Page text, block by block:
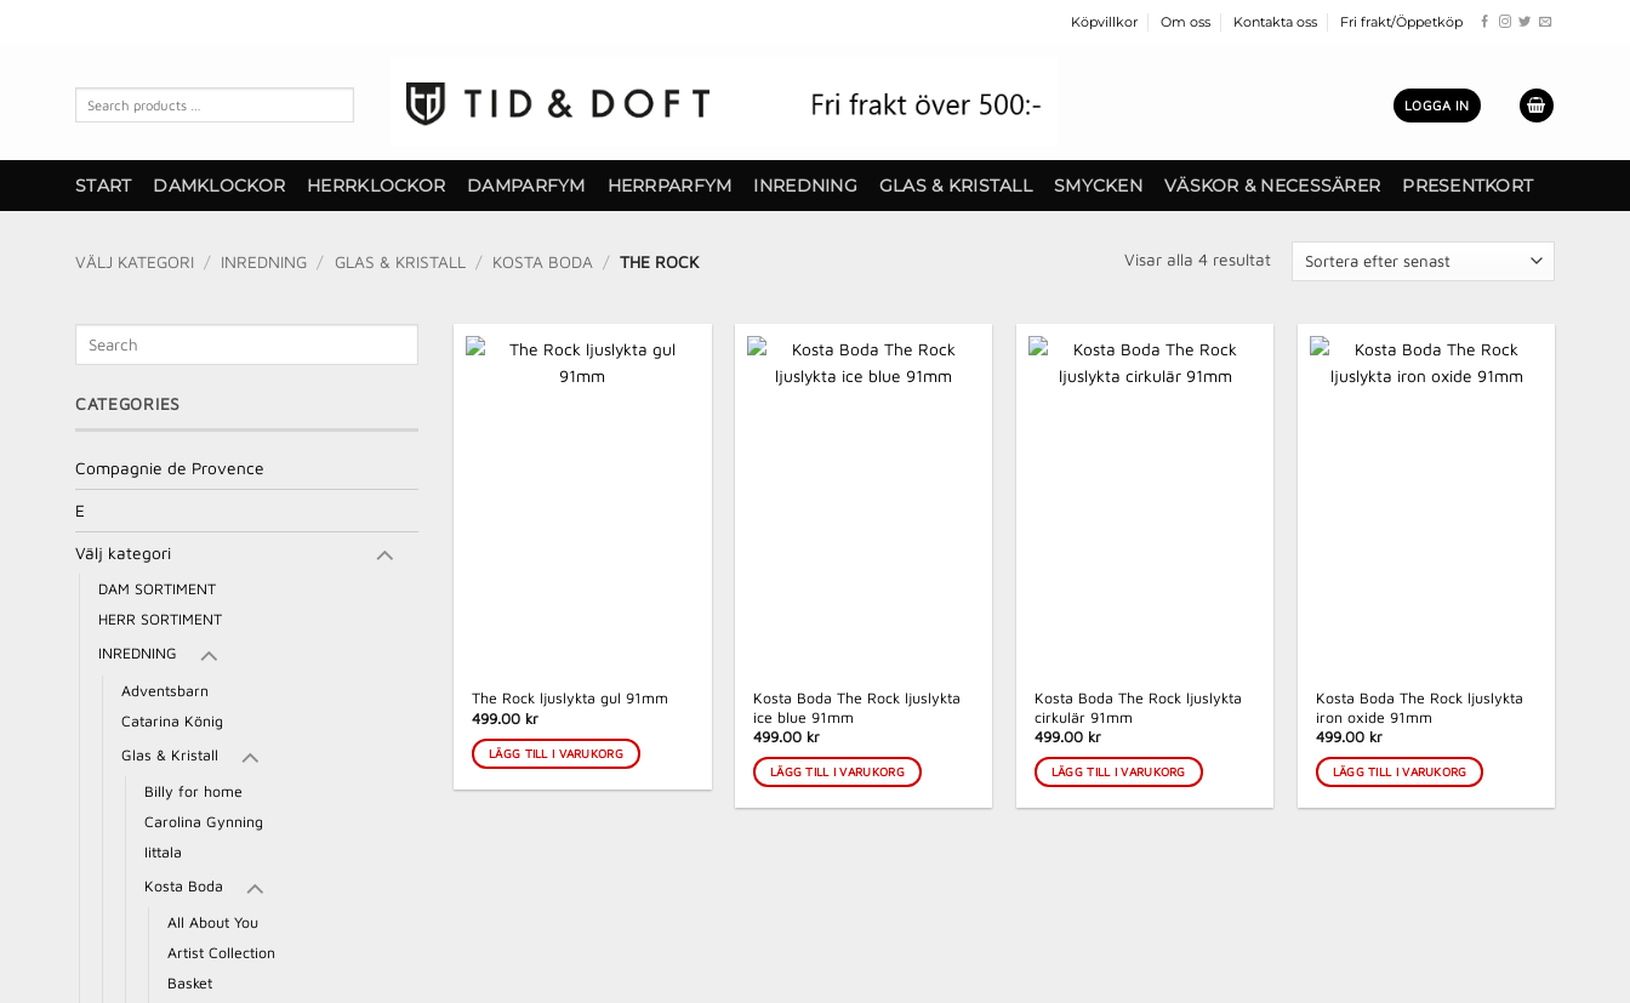
Köpvillkor Om oss Kontakta oss Fri frakt/Öppetköp
LOGGA IN
START DAMKLOCKOR HERRKLOCKOR DAMPARFYM HERRPARFYM INREDNING GLAS & KRISTALL SMYCKEN VÄSKOR & NECESSÄRER PRESENTKORT
VÄLJ KATEGORI / INREDNING / GLAS & KRISTALL / KOSTA BODA / THE ROCK Visar alla 4 resultatSortera
efter
CATEGORIES
Compagnie de Provence
E
Välj kategori
DAM SORTIMENT
HERR SORTIMENT
INREDNING
Adventsbarn
Catarina König
Glas & Kristall
Billy for home
Carolina Gynning
Iittala
Kosta Boda
All About You
Artist Collection
Basket
The Rock ljuslykta gul 91mm
499.00 kr
LÄGG TILL I VARUKORG
Kosta Boda The Rock ljuslykta
ice blue 91mm
499.00 kr
LÄGG TILL I VARUKORG
Kosta Boda The Rock ljuslykta
cirkulär 91mm
499.00 kr
LÄGG TILL I VARUKORG
Kosta Boda The Rock ljuslykta
iron oxide 91mm
499.00 kr
LÄGG TILL I VARUKORG